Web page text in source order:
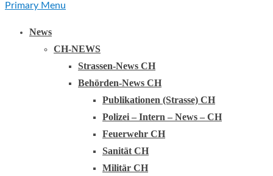
Primary Menu
News
CH-NEWS
Strassen-News CH
Behörden-News CH
Publikationen (Strasse) CH
Polizei – Intern – News – CH
Feuerwehr CH
Sanität CH
Militär CH